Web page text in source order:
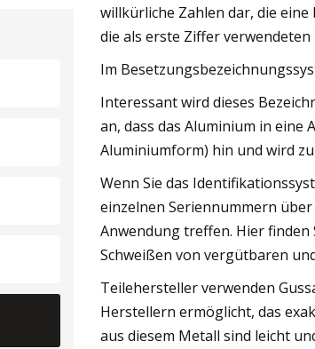
willkürliche Zahlen dar, die
die als erste Ziffer
Im
Interessant wird dieses
an, dass das Aluminium in eine
Aluminiumform) hin und wird
Wenn Sie das
einzelnen Seriennummern
Anwendung treffen. Hier finden
Schweißen von vergütbaren
Teilehersteller verwenden
Herstellern ermöglicht, das
aus diesem Metall sind leicht